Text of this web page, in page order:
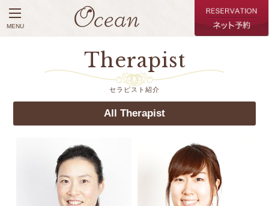
MENU
Therapist
セラピスト紹介
All Therapist